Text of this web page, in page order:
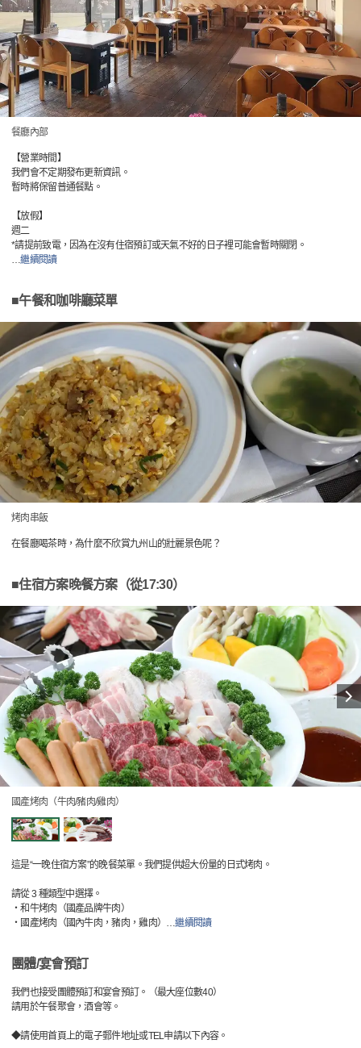
餐廳內部
【營業時間】
我們會不定期發布更新資訊。
暫時將保留普通餐點。
【放假】
週二
*請提前致電，因為在沒有住宿預訂或天氣不好的日子裡可能會暫時關閉。
…繼續閱讀
■午餐和咖啡廳菜單
烤肉串飯
在餐廳喝茶時，為什麼不欣賞九州山的壯麗景色呢？
■住宿方案晚餐方案（從17:30）
國產烤肉（牛肉/豬肉/雞肉）
這是“一晚住宿方案”的晚餐菜單。我們提供超大份量的日式烤肉。
請從 3 種類型中選擇。
・和牛烤肉（國產品牌牛肉）
・國產烤肉（國內牛肉，豬肉，雞肉） …繼續閱讀
團體/宴會預訂
我們也接受團體預訂和宴會預訂。（最大座位數40）
請用於午餐聚會，酒會等。
◆請使用首頁上的電子郵件地址或TEL申請以下內容。